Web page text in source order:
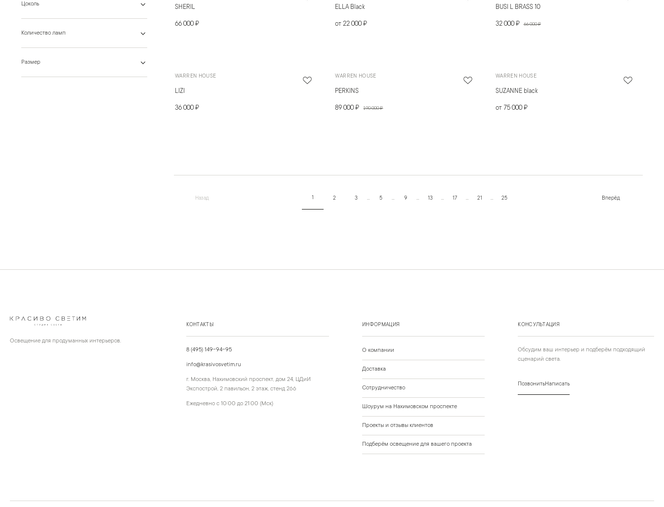
Цоколь
Количество ламп
Размер
SHERIL
66 000 ₽
ELLA Black
от 22 000 ₽
BUSI L BRASS 10
32 000 ₽ 66 000 ₽
WARREN HOUSE
LIZI
36 000 ₽
WARREN HOUSE
PERKINS
89 000 ₽ 190 000 ₽
WARREN HOUSE
SUZANNE black
от 75 000 ₽
Назад 1 2 3 … 5 … 9 … 13 … 17 … 21 … 25 Вперёд
Освещение для продуманных интерьеров.
КОНТАКТЫ
8 (495) 149-94-95
info@krasivosvetim.ru
г. Москва, Нахимовский проспект, дом 24, ЦДиИ
Экспострой, 2 павильон, 2 этаж, стенд 266
Ежедневно с 10:00 до 21:00 (Мск)
КОНСУЛЬТАЦИЯ
Обсудим ваш интерьер и подберём подходящий
сценарий света.
ПозвонитьНаписать
ИНФОРМАЦИЯ
О компании
Доставка
Сотрудничество
Шоурум на Нахимовском проспекте
Проекты и отзывы клиентов
Подберём освещение для вашего проекта